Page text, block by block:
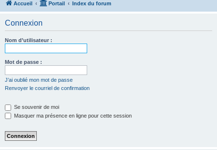
Accueil Portail Index du forum
Connexion
Nom d’utilisateur :
Mot de passe :
J’ai oublié mon mot de passe
Renvoyer le courriel de confirmation
Se souvenir de moi
Masquer ma présence en ligne pour cette session